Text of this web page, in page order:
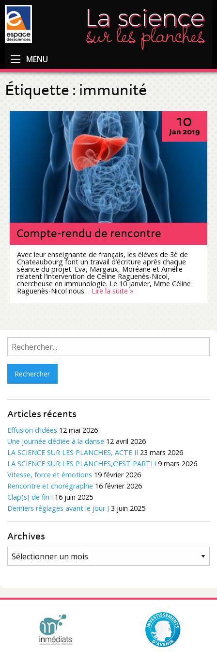
MENU
Étiquette : immunité
10
Jan 2019
Compte-rendu de rencontre
Avec leur enseignante de français, les élèves de 3è de
Chateaubourg font un travail d’écriture après chaque
séance du projet. Eva, Margaux, Moréane et Amélie
relatent l’intervention de Celine Raguenès-Nicol,
chercheuse en immunologie. Le 10 janvier, Mme Céline
Raguenès-Nicol nous… Lire la suite »
Rechercher :
Articles récents
Effusion d’idées 12 mai 2026
Une journée dédiée à la danse 12 avril 2026
LA SCIENCE SUR LES PLANCHES, ACTE II 23 mars 2026
LA SCIENCE SUR LES PLANCHES,C’EST PARTI ! 9 mars 2026
Vitesse, force et émotions 19 février 2026
Rencontre et chorégraphie 16 février 2026
Clap(s) de fin ! 16 juin 2025
Derniers réglages avant le jour J 3 juin 2025
Archives
Archives